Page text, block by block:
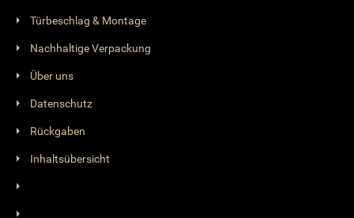
Türbeschlag & Montage
Nachhaltige Verpackung
Über uns
Datenschutz
Rückgaben
Inhaltsübersicht